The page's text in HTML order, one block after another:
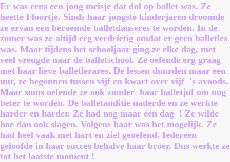
Er was eens een jong meisje dat dol op ballet was. Ze
heette Floortje. Sinds haar jongste kinderjaren droomde
ze ervan een beroemde balletdanseres te worden. In de
zomer was ze altijd erg verdrietig omdat er geen balletles
was. Maar tijdens het schooljaar ging ze elke dag, met
veel vreugde naar de balletschool. Ze oefende erg graag
met haar lieve balletlerares. De lessen duurden maar een
uur, ze begonnen tussen vijf en kwart over vijf 's avonds.
Maar soms oefende ze ook zonder haar balletjuf om nog
beter te worden. De balletauditie naderde en ze werkte
harder en harder. Ze had nog maar één dag ! Ze wilde
hoe dan ook slagen. Volgens haar was het mogelijk. Ze
had heel vaak met hart en ziel geoefend. Iedereen
geloofde in haar succes behalve haar broer. Dus werkte ze
tot het laatste moment !